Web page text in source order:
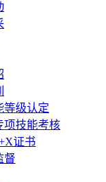
等级认定
项技能考核
证书
督